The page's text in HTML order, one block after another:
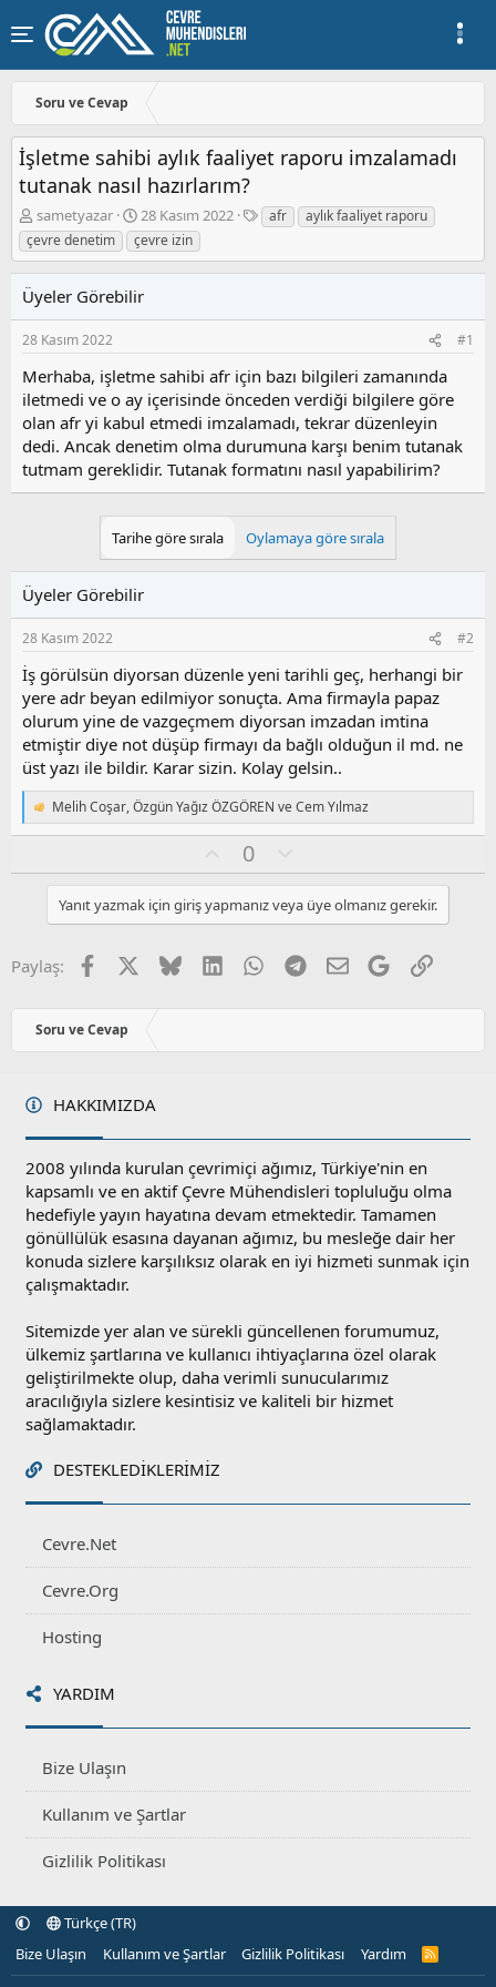
Soru ve Cevap
İşletme sahibi aylık faaliyet raporu imzalamadı
tutanak nasıl hazırlarım?
K
o
n
u
y
u
b
a
ş
l
t
a
n
sametyazar
B
a
ş
l
a
ı
ç
t
a
r
i
h
i
28 Kasım 2022
E
t
k
e
afr
aylık faaliyet raporu
çevre denetim
çevre izin
Üyeler Görebilir
28 Kasım 2022 #1
Merhaba, işletme sahibi afr için bazı bilgileri zamanında
iletmedi ve o ay içerisinde önceden verdiği bilgilere göre
olan afr yi kabul etmedi imzalamadı, tekrar düzenleyin
dedi. Ancak denetim olma durumuna karşı benim tutanak
tutmam gereklidir. Tutanak formatını nasıl yapabilirim?
Tarihe göre sırala Oylamaya göre sırala
Üyeler Görebilir
28 Kasım 2022 #2
İş görülsün diyorsan düzenle yeni tarihli geç, herhangi bir
yere adr beyan edilmiyor sonuçta. Ama firmayla papaz
olurum yine de vazgeçmem diyorsan imzadan imtina
etmiştir diye not düşüp firmayı da bağlı olduğun il md. ne
üst yazı ile bildir. Karar sizin. Kolay gelsin..
T
e
Melih Coşar,Özgün Yağız ÖZGÖREN veCem Yılmaz
y
l
a
0
l
u
m
u
z
o
l
Yanıt yazmak için giriş yapmanız veya üye olmanız gerekir.
Paylaş: Facebook BlueskyLinkedInWhatsApp
Telegram
E-postaGoogleLink
Soru ve Cevap
HAKKIMIZDA
2008 yılında kurulan çevrimiçi ağımız, Türkiye'nin en
kapsamlı ve en aktif Çevre Mühendisleri topluluğu olma
hedefiyle yayın hayatına devam etmektedir. Tamamen
gönüllülük esasına dayanan ağımız, bu mesleğe dair her
konuda sizlere karşılıksız olarak en iyi hizmeti sunmak için
çalışmaktadır.
Sitemizde yer alan ve sürekli güncellenen forumumuz,
ülkemiz şartlarına ve kullanıcı ihtiyaçlarına özel olarak
geliştirilmekte olup, daha verimli sunucularımız
aracılığıyla sizlere kesintisiz ve kaliteli bir hizmet
sağlamaktadır.
DESTEKLEDIKLERIMIZ
Cevre.Net
Cevre.Org
Hosting
YARDIM
Bize Ulaşın
Kullanım ve Şartlar
Gizlilik Politikası
Türkçe (TR)
Bize Ulaşın
Kullanım ve Şartlar Gizlilik Politikası Yardım
R